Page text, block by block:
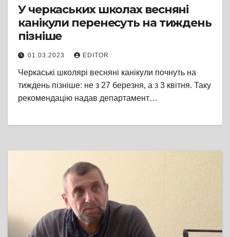
У черкаських школах весняні
канікули перенесуть на тиждень
пізніше
01.03.2023 EDITOR
Черкаські школярі весняні канікули почнуть на
тиждень пізніше: не з 27 березня, а з 3 квітня. Таку
рекомендацію надав департамент…